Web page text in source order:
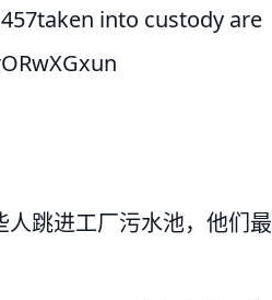
into custody are
跳进工厂污水池，他们最